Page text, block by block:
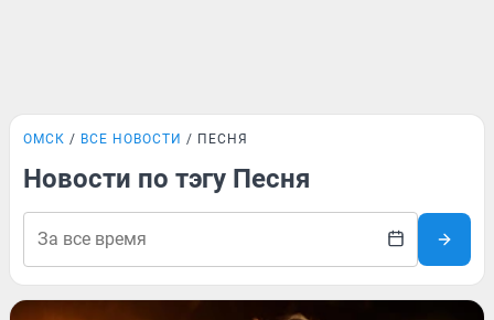
ОМСК ВСЕ НОВОСТИ ПЕСНЯ
Новости по тэгу Песня